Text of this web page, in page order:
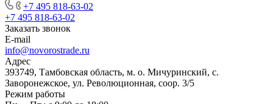
+7 495 818-63-02
+7 495 818-63-02
Заказать звонок
E-mail
info@novorostrade.ru
Адрес
393749, Тамбовская область, м. о. Мичуринский, с.
Заворонежское, ул. Революционная, соор. 3/5
Режим работы